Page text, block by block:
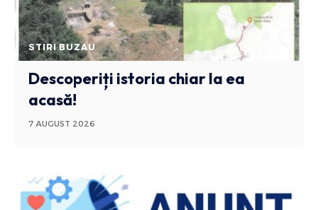
STIRI BUZAU
Descoperiți istoria chiar la ea
acasă!
7 AUGUST 2026